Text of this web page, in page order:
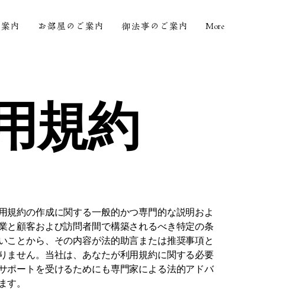
内 お部屋のご案内 御法事のご案内 More
規約
規約の作成に関する一般的かつ専門的な説明およ
と顧客および訪問者間で構築されるべき特定の条
ことから、その内容が法的助言または推奨事項と
ません。当社は、あなたが利用規約に関する必要
ポートを受けるためにも専門家による法的アドバ
。